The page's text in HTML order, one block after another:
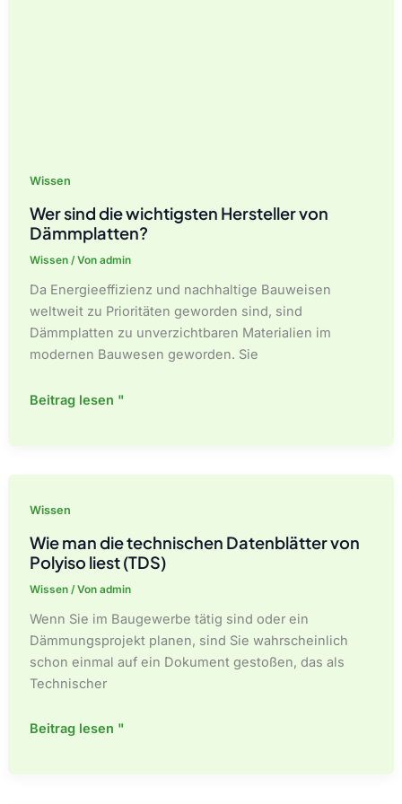
Wissen
Wer sind die wichtigsten Hersteller von
Dämmplatten?
Wissen / Vonadmin
Da Energieeffizienz und nachhaltige Bauweisen
weltweit zu Prioritäten geworden sind, sind
Dämmplatten zu unverzichtbaren Materialien im
modernen Bauwesen geworden. Sie
Wer
von
Beitrag lesen "
Wissen
Wie man die technischen Datenblätter von
Polyiso liest (TDS)
Wissen / Vonadmin
Wenn Sie im Baugewerbe tätig sind oder ein
Dämmungsprojekt planen, sind Sie wahrscheinlich
schon einmal auf ein Dokument gestoßen, das als
Technischer
Wie
Beitrag lesen "